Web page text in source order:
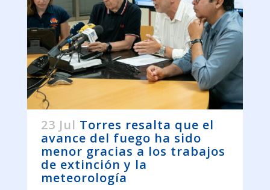
23 Jul Torres resalta que el
avance del fuego ha sido
menor gracias a los trabajos
de extinción y la
meteorología